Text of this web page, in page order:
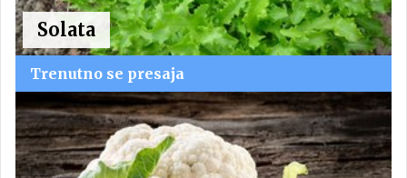
Solata
Trenutno se presaja